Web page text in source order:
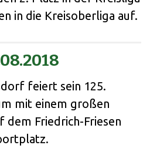
in die Kreisoberliga auf.
feiert sein 125.
mit einem großen
Friedrich-Friesen